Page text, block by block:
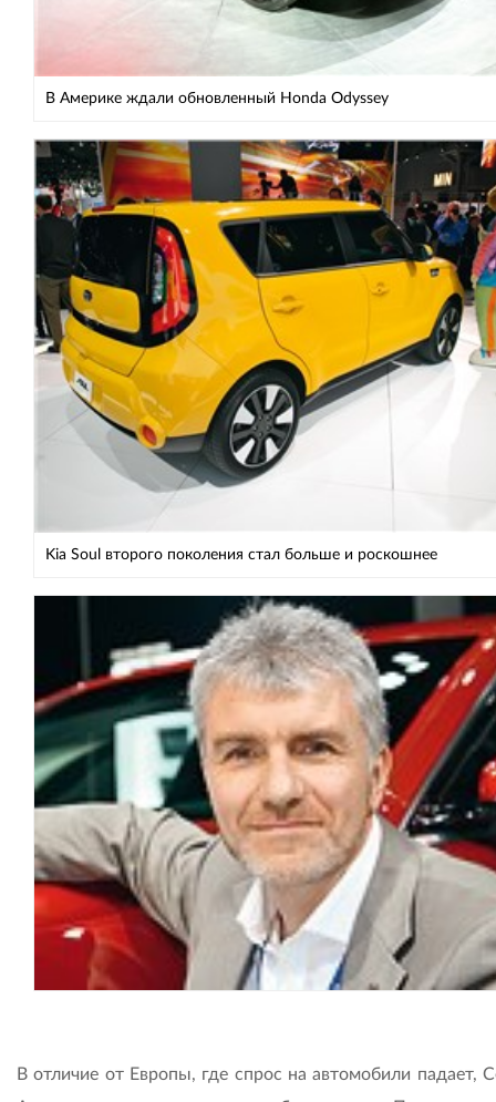
В Америке ждали обновленный Honda Odyssey
Kia Soul второго поколения стал больше и роскошнее
В отличие от Европы, где спрос на автомобили падает,